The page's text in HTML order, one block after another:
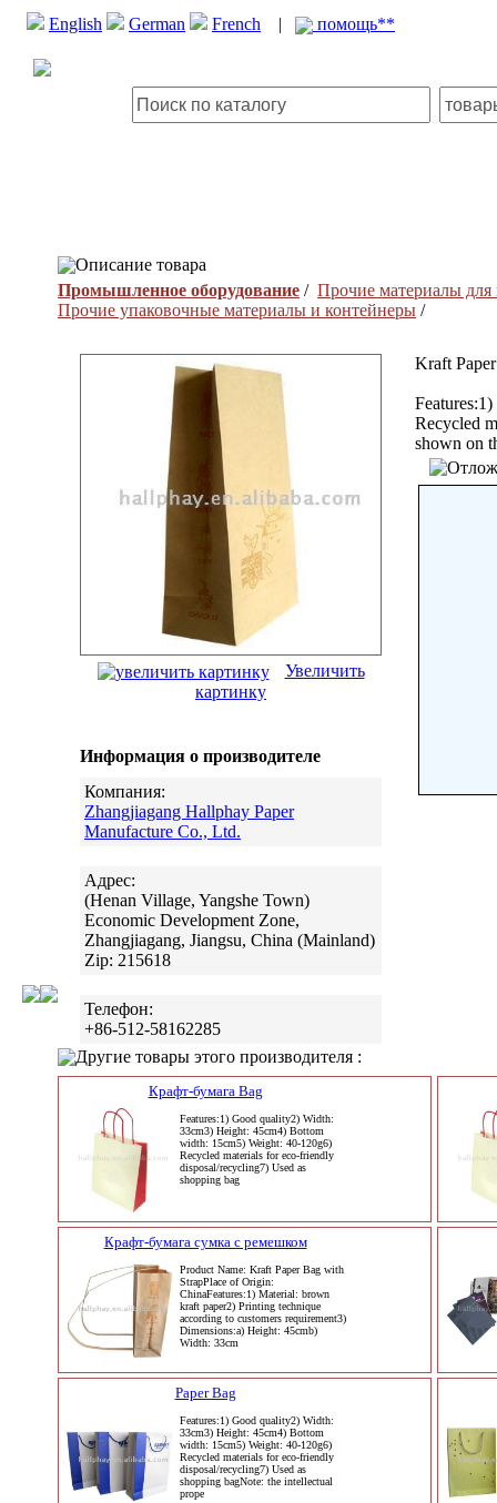
English German French | помощь**
Описание товара
Промышленное оборудование / Прочие материалы
Прочие упаковочные материалы и контейнеры /
Увеличить
картинку
Информация о производителе
Компания:
Zhangjiagang Hallphay Paper
Manufacture Co., Ltd.
Адрес:
(Henan Village, Yangshe Town)
Economic Development Zone,
Zhangjiagang, Jiangsu, China (Mainland)
Zip: 215618
Телефон:
+86-512-58162285
Kraft
Recycled
shown on
Другие товары этого производителя :
Крафт-бумага Bag
Features:1) Good quality2) Width:
33cm3) Height: 45cm4) Bottom
width: 15cm5) Weight: 40-120g6)
Recycled materials for eco-friendly
disposal/recycling7) Used as
shopping bag
Крафт-бумага сумка с ремешком
Product Name: Kraft Paper Bag with
StrapPlace of Origin:
ChinaFeatures:1) Material: brown
kraft paper2) Printing technique
according to customers requirement3)
Dimensions:a) Height: 45cmb)
Width: 33cm
Paper Bag
Features:1) Good quality2) Width:
33cm3) Height: 45cm4) Bottom
width: 15cm5) Weight: 40-120g6)
Recycled materials for eco-friendly
disposal/recycling7) Used as
shopping bagNote: the intellectual
prope